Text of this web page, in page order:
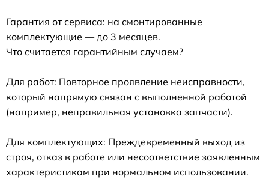
Гарантия от сервиса: на смонтированные
комплектующие — до 3 месяцев.
Что считается гарантийным случаем?
Для работ: Повторное проявление неисправности,
который напрямую связан с выполненной работой
(например, неправильная установка запчасти).
Для комплектующих: Преждевременный выход из
строя, отказ в работе или несоответствие заявленным
характеристикам при нормальном использовании.